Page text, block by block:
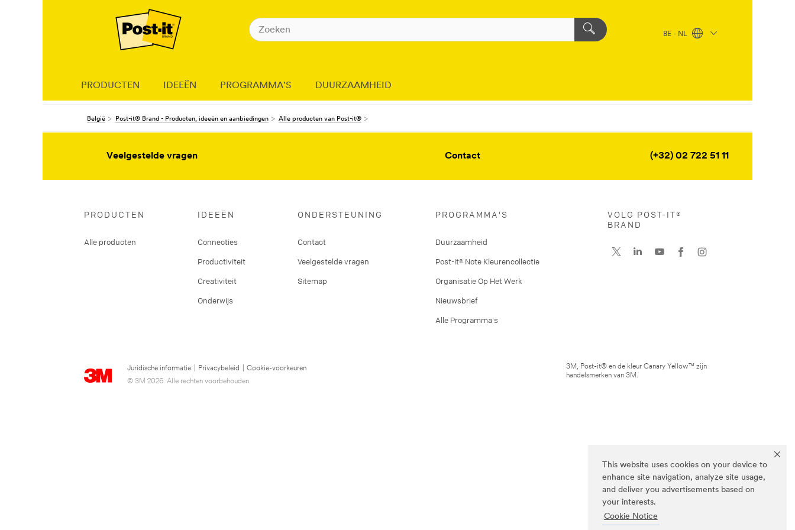
This website uses cookies on your device to
enhance site navigation, analyze site usage,
and deliver you advertisements based on
your interests.
Cookie Notice
BE - NL
PRODUCTEN IDEEËN PROGRAMMA'S DUURZAAMHEID
België Post-it® Brand - Producten, ideeën en aanbiedingen Alle producten van Post-it®
Veelgestelde vragen Contact (+32) 02 722 51 11
PRODUCTEN
Alle producten
IDEEËN
Connecties
Productiviteit
Creativiteit
Onderwijs
ONDERSTEUNING
Contact
Veelgestelde vragen
Sitemap
PROGRAMMA'S
Duurzaamheid
Post-it® Note Kleurencollectie
Organisatie Op Het Werk
Nieuwsbrief
Alle Programma's
Juridische informatie Privacybeleid
Cookie-voorkeuren
© 3M 2026. Alle rechten voorbehouden.
VOLG POST-IT®
BRAND
3M, Post-it® en de kleur Canary Yellow™ zijn
handelsmerken van 3M.